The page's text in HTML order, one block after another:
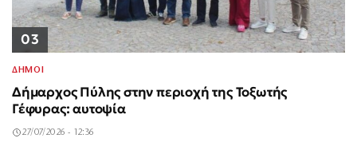
03
ΔΗΜΟΙ
Δήμαρχος Πύλης στην περιοχή της Τοξωτής
Γέφυρας: αυτοψία
27/07/2026 - 12:36